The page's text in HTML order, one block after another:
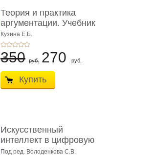
Теория и практика
аргументации. Учебник
Кузина Е.Б.
350 руб. 270 руб.
Купить
Искусственный
интеллект в цифровую
эпоху: фил� ...
Под ред. Володенкова С.В.